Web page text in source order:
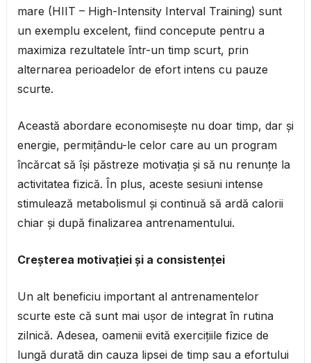
mare (HIIT – High-Intensity Interval Training) sunt
un exemplu excelent, fiind concepute pentru a
maximiza rezultatele într-un timp scurt, prin
alternarea perioadelor de efort intens cu pauze
scurte.
Această abordare economisește nu doar timp, dar și
energie, permițându-le celor care au un program
încărcat să își păstreze motivația și să nu renunțe la
activitatea fizică. În plus, aceste sesiuni intense
stimulează metabolismul și continuă să ardă calorii
chiar și după finalizarea antrenamentului.
Creșterea motivației și a consistenței
Un alt beneficiu important al antrenamentelor
scurte este că sunt mai ușor de integrat în rutina
zilnică. Adesea, oamenii evită exercițiile fizice de
lungă durată din cauza lipsei de timp sau a efortului